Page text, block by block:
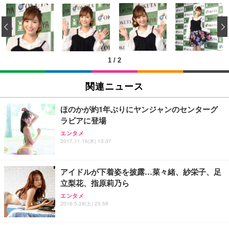
[EdoErgo] オフィスチェア 椅子 テレワーク 疲れな
い 跳ね上げ式アームレスト コンパクト 約105度ロッ
キング pc 事務椅子 360度回転 座面昇降 強化ナイロ
ン樹脂ベース 通気性メッシュ 在宅ワーク H-WY01
(黒網+黒枠+黒足)
￥5,699
SIHOO B100 オフィスチェア／デスクチェア メッシ
ュチェア 人間工学 疲れない ブラック
￥27,999
ワーク チェア 強化バックレスト 30度ロッキング機
能 人間工学 椅子 腰サポート 90度跳ね上げ式アーム
務用 おしゃれ パソコンチェア (ブラック)
Sezlife オフィスチェア デスクチェア 疲れない テレ
ワーク チェア 強化バックレスト 30度ロッキング機
能 人間工学 椅子 腰サポート 90度跳ね上げ式アーム
EIZO ビジネス向けプレミアムモニター | FlexScan
EV3240X-WT | 31.5型4K UHD・USB Type-C・ホワ
イト
￥105,595
EIZO ビジネス向けプレミアムモニター | FlexScan
￥109,572
【純正品】27"ゲーミングモニター DualSense 充電
フック付き（CFI-ZDM1J）
【整備済み品】Dell E2724HS 27インチ 液晶モニタ
ー フルHD（1920×1080）VA 非光沢 HDMI/DisplayP
ort/VGA スピーカー内蔵 高さ調整 スイベル VESA対
Amazonベーシック ペットシーツ 薄型 レギュラー 1
回使い捨て 無香料 ホワイト 300枚
￥3,373
Amazonベーシック ペットシーツ 厚型 ワイド 42枚
x2袋(84枚) ホワイト(吸収面:ライトブルー)
￥3,234
ネオ・ルーライフ ネオ・オムツ L 中型犬用 26枚入
り 単品
Smart Basic(スマートベーシック) 【Amazon.co.jp
限定】 Smart Basic アイリスオーヤマ ペットシーツ
超厚型 お徳用 ワイド 100枚入 (x 1) (ケース販売)
1 / 2
‹
関連ニュース
ほのかが約1年ぶりにヤンジャンのセンターグ
ラビアに登場
エンタメ
2017.11.16(木) 10:37
アイドルが下着姿を披露…菜々緒、紗栄子、足
立梨花、指原莉乃ら
エンタメ
2016.5.28(土) 23:59